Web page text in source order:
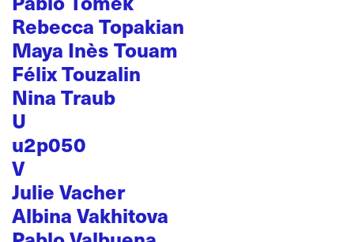
Rebecca Topakian
Maya Inès Touam
Félix Touzalin
Nina Traub
U
u2p050
V
Julie Vacher
Albina Vakhitova